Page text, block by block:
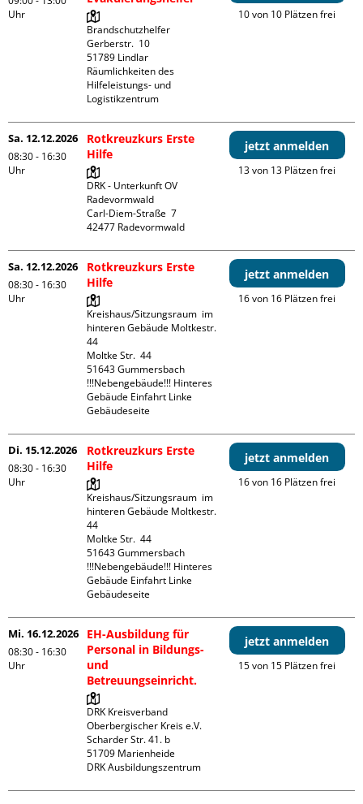
Uhr
Brandschutzhelfer
Gerberstr.  10
51789 Lindlar
Räumlichkeiten des
Hilfeleistungs- und
Logistikzentrum
10 von 10 Plätzen frei
Sa. 12.12.2026
08:30 - 16:30
Uhr
Rotkreuzkurs Erste
Hilfe
DRK - Unterkunft OV
Radevormwald
Carl-Diem-Straße  7
jetzt anmelden
13 von 13 Plätzen frei
Sa. 12.12.2026
08:30 - 16:30
Uhr
Rotkreuzkurs Erste
Hilfe
Kreishaus/Sitzungsraum  im
hinteren Gebäude Moltkestr.
44
Moltke Str.  44
51643 Gummersbach
!!!Nebengebäude!!! Hinteres
Gebäude Einfahrt Linke
Gebäudeseite
jetzt anmelden
16 von 16 Plätzen frei
Di. 15.12.2026
08:30 - 16:30
Uhr
Rotkreuzkurs Erste
Hilfe
Kreishaus/Sitzungsraum  im
hinteren Gebäude Moltkestr.
44
Moltke Str.  44
51643 Gummersbach
!!!Nebengebäude!!! Hinteres
Gebäude Einfahrt Linke
Gebäudeseite
jetzt anmelden
16 von 16 Plätzen frei
Mi. 16.12.2026
08:30 - 16:30
Uhr
EH-Ausbildung für
Personal in Bildungs-
und
Betreuungseinricht.
DRK Kreisverband
Oberbergischer Kreis e.V.
Scharder Str. 41. b
51709 Marienheide
DRK Ausbildungszentrum
jetzt anmelden
15 von 15 Plätzen frei